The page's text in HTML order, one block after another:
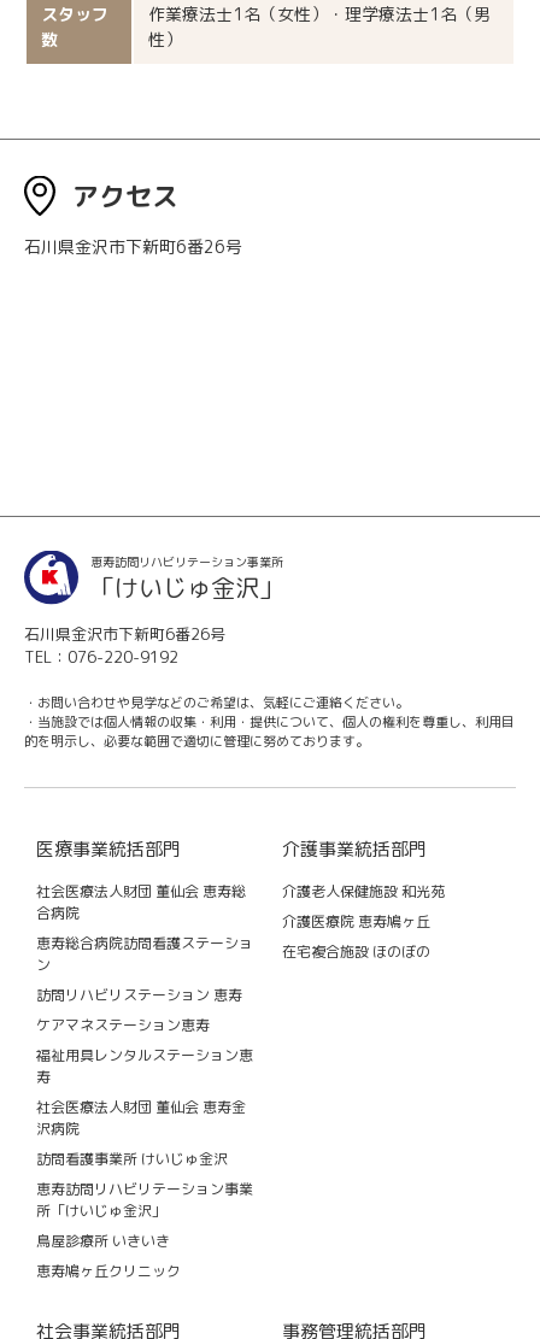
スタッフ
数
作業療法士1名（女性）・理学療法士1名（男
性）
アクセス
石川県金沢市下新町6番26号
恵寿訪問リハビリテーション事業所
「けいじゅ金沢」
石川県金沢市下新町6番26号
TEL： 076-220-9192
・お問い合わせや⾒学などのご希望は、気軽にご連絡ください。
・当施設では個⼈情報の収集・利⽤・提供について、個⼈の権利を尊重し、利⽤⽬
的を明⽰し、必要な範囲で適切に管理に努めております。
医療事業統括部門
社会医療法人財団 董仙会 恵寿総
合病院
恵寿総合病院訪問看護ステーショ
ン
訪問リハビリステーション 恵寿
ケアマネステーション恵寿
福祉用具レンタルステーション恵
寿
社会医療法人財団 董仙会 恵寿金
沢病院
訪問看護事業所 けいじゅ金沢
恵寿訪問リハビリテーション事業
所「けいじゅ金沢」
鳥屋診療所 いきいき
恵寿鳩ヶ丘クリニック
介護事業統括部門
介護老人保健施設 和光苑
介護医療院 恵寿鳩ヶ丘
在宅複合施設 ほのぼの
社会事業統括部門 事務管理統括部門